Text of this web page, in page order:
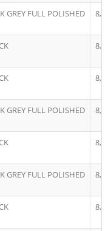
GREY FULL POLISHED 8,5J
8,5J
8,5J
GREY FULL POLISHED 8,5J
8,0J
GREY FULL POLISHED 8,0J
8,0J